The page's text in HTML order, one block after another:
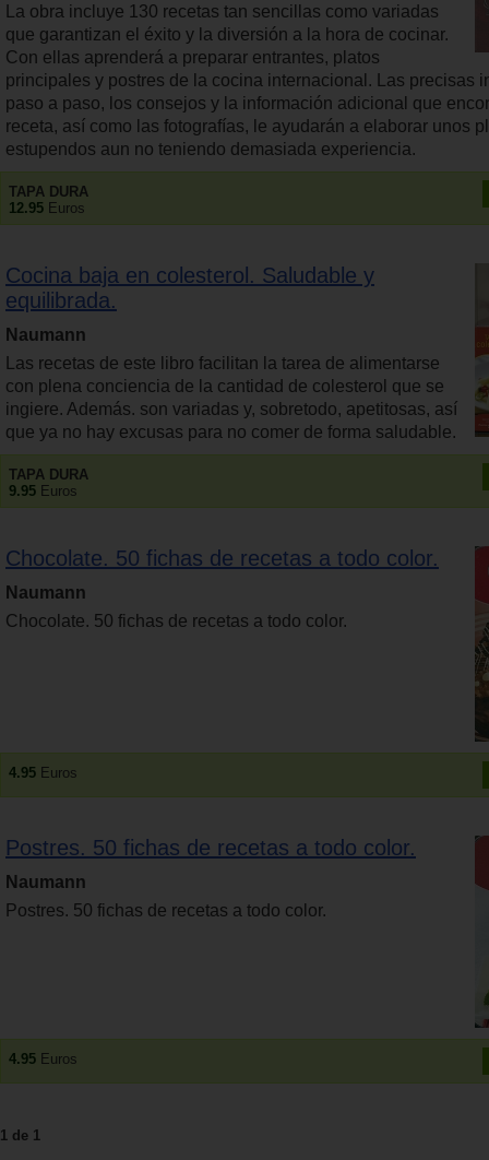
La obra incluye 130 recetas tan sencillas como variadas
que garantizan el éxito y la diversión a la hora de cocinar.
Con ellas aprenderá a preparar entrantes, platos
principales y postres de la cocina internacional. Las precisas
paso a paso, los consejos y la información adicional que
receta, así como las fotografías, le ayudarán a elaborar unos
estupendos aun no teniendo demasiada experiencia.
TAPA DURA
12.95 Euros
Cocina baja en colesterol. Saludable y
equilibrada.
Naumann
Las recetas de este libro facilitan la tarea de alimentarse
con plena conciencia de la cantidad de colesterol que se
ingiere. Además. son variadas y, sobretodo, apetitosas, así
que ya no hay excusas para no comer de forma saludable.
TAPA DURA
9.95 Euros
Chocolate. 50 fichas de recetas a todo color.
Naumann
Chocolate. 50 fichas de recetas a todo color.
4.95 Euros
Postres. 50 fichas de recetas a todo color.
Naumann
Postres. 50 fichas de recetas a todo color.
4.95 Euros
1 de 1